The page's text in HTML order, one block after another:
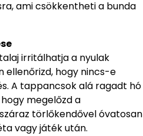
ami csökkentheti a bunda
irritálhatja a nyulak
ellenőrizd, hogy nincs-e
A tappancsok alá ragadt hó
megelőzd a
törlőkendővel óvatosan
vagy játék után.